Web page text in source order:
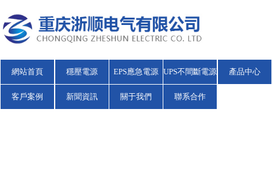
網站首頁 穩壓電源 EPS應急電源 UPS不間斷電源 產品中心
客戶案例 新聞資訊 關于我們 聯系合作